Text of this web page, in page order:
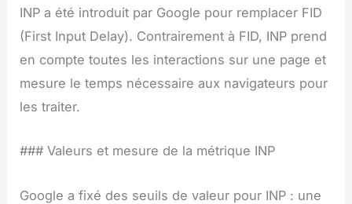
INP a été introduit par Google pour remplacer FID
(First Input Delay). Contrairement à FID, INP prend
en compte toutes les interactions sur une page et
mesure le temps nécessaire aux navigateurs pour
les traiter.
### Valeurs et mesure de la métrique INP
Google a fixé des seuils de valeur pour INP : une